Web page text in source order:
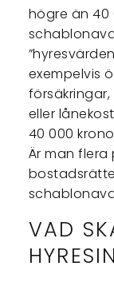
högre än 40
exempelvis
eller
40 000
Är man flera
VAD